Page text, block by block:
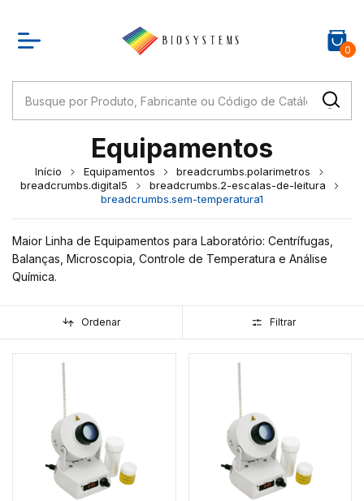
0
Equipamentos
Início Equipamentos
breadcrumbs.polarimetros
breadcrumbs.digital5
breadcrumbs.2-escalas-de-leitura
breadcrumbs.sem-temperatura1
Maior Linha de Equipamentos para Laboratório: Centrífugas,
Balanças, Microscopia, Controle de Temperatura e Análise
Química.
Ordenar Filtrar